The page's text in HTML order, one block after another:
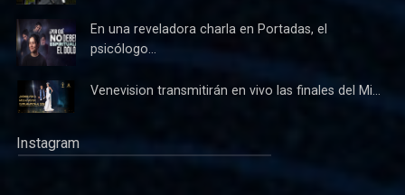
En una reveladora charla en Portadas, el
psicólogo...
Venevision transmitirán en vivo las finales del Mi...
Instagram